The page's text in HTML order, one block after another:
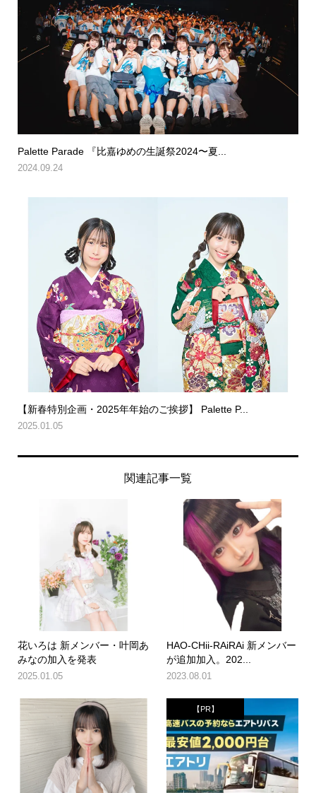
Palette Parade 『比嘉ゆめの生誕祭2024〜夏...
2024.09.24
【新春特別企画・2025年年始のご挨拶】 Palette P...
2025.01.05
関連記事一覧
花いろは 新メンバー・叶岡あ
みなの加入を発表
2025.01.05
HAO-CHii-RAiRAi 新メンバー
が追加加入。202...
2023.08.01
【PR】